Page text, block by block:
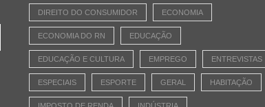
DIREITO DO CONSUMIDOR ECONOMIA
ECONOMIA DO RN EDUCAÇÃO
EDUCAÇÃO E CULTURA EMPREGO ENTREVISTAS
ESPECIAIS ESPORTE GERAL HABITAÇÃO